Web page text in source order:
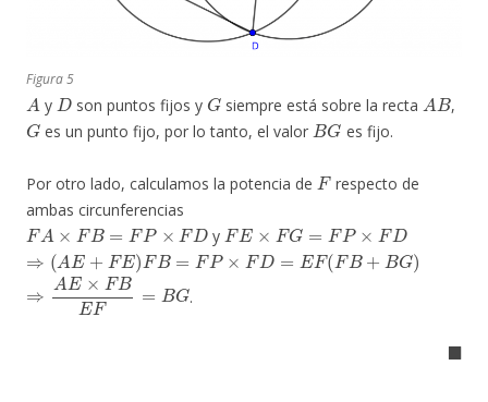
Figura 5
A
y
D
son puntos fijos y
G
siempre está sobre la recta
A B
,
G
es un punto fijo, por lo tanto, el valor
BG
es fijo.
Por otro lado, calculamos la potencia de
F
respecto de
ambas circunferencias
FA×FB=FP×FD
y
FE× =FP
D
⇒(AE+F E) FB=FP×F D =EF(F B+BG
E×F BEF=B
.
◼